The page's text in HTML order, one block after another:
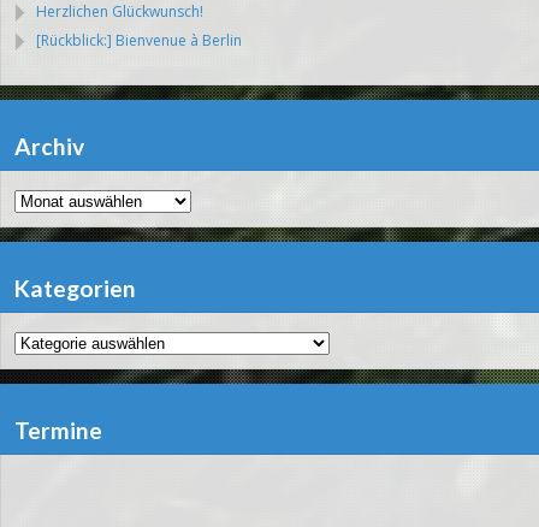
Herzlichen Glückwunsch!
[Rückblick:] Bienvenue à Berlin
Archiv
Archiv
Kategorien
Kategorien
Termine